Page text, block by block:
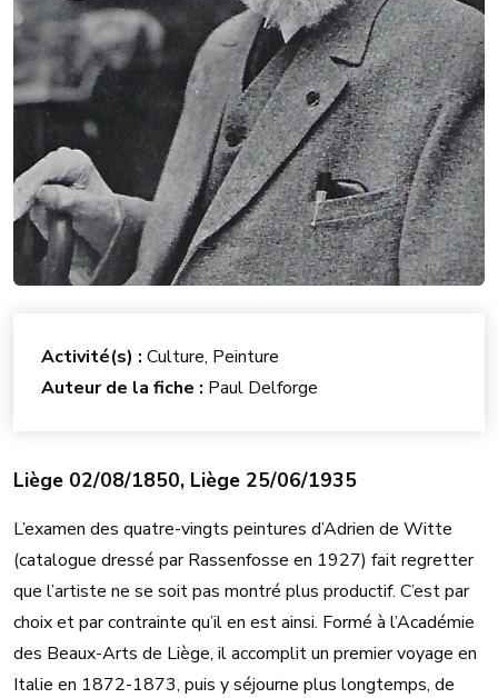
Liège 02/08/1850, Liège 25/06/1935
L’examen des quatre-vingts peintures d’Adrien de Witte
(catalogue dressé par Rassenfosse en 1927) fait regretter
que l’artiste ne se soit pas montré plus productif. C’est par
choix et par contrainte qu’il en est ainsi. Formé à l’Académie
des Beaux-Arts de Liège, il accomplit un premier voyage en
Italie en 1872-1873, puis y séjourne plus longtemps, de
Activité(s) : Culture, Peinture
Auteur de la fiche : Paul Delforge